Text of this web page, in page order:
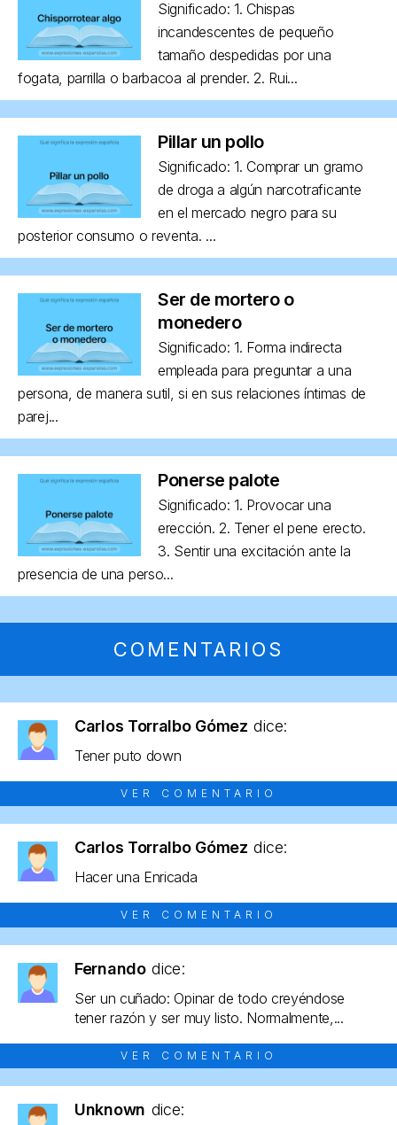
Significado: 1. Chispas
incandescentes de pequeño
tamaño despedidas por una
fogata, parrilla o barbacoa al prender. 2. Rui...
Pillar un pollo
Significado: 1. Comprar un gramo
de droga a algún narcotraficante
en el mercado negro para su
posterior consumo o reventa. ...
Ser de mortero o
monedero
Significado: 1. Forma indirecta
empleada para preguntar a una
persona, de manera sutil, si en sus relaciones íntimas de
parej...
Ponerse palote
Significado: 1. Provocar una
erección. 2. Tener el pene erecto.
3. Sentir una excitación ante la
presencia de una perso...
COMENTARIOS
Carlos Torralbo Gómez dice:
Tener puto down
VER COMENTARIO
Carlos Torralbo Gómez dice:
Hacer una Enricada
VER COMENTARIO
Fernando dice:
Ser un cuñado: Opinar de todo creyéndose
tener razón y ser muy listo. Normalmente,...
VER COMENTARIO
Unknown dice: